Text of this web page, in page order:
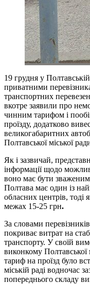
19 грудня у Полтавській
приватними
транспортних
вкотре заявили про
чинним тарифом і
проїзду, додатково
великогабаритних
Полтавської міської
Як і зазвичай,
інформації щодо
воно має бути
Полтава має один із
обласних центрів, тоді
межах 15-25 грн.
За словами
покриває витрат на
транспорту. У своїй
виконкому Полтавської
тариф на проїзд було
міській раді водночас
попереднього складу